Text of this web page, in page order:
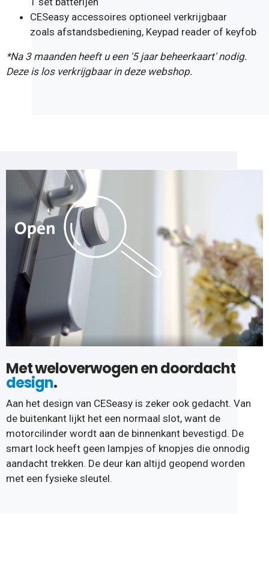
CESeasy accessoires optioneel verkrijgbaar
zoals afstandsbediening, Keypad reader of keyfob
*Na 3 maanden heeft u een ' 5 jaar beheerkaart' nodig.
Deze is los verkrijgbaar in deze webshop.
Met weloverwogen en doordacht
design.
Aan het design van CESeasy is zeker ook gedacht. Van
de buitenkant lijkt het een normaal slot, want de
motorcilinder wordt aan de binnenkant bevestigd. De
smart lock heeft geen lampjes of knopjes die onnodig
aandacht trekken. De deur kan altijd geopend worden
met een fysieke sleutel.